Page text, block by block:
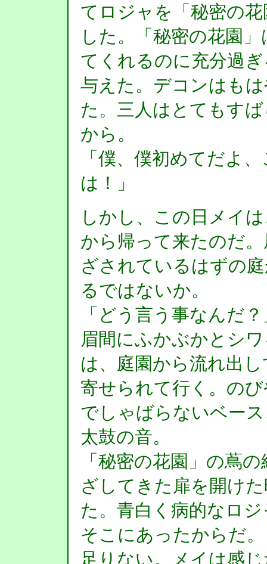
てロジャを「秘密の
した。「秘密の花園
てくれるのに充分過
与えた。デコンはも
た。三人はとてもす
から。
「僕、僕初めてだよ
は！」
しかし、この日メイ
から帰って来たのだ
ざされているはずの
るではないか。
「どう言う事なんだ
眉間にふかぶかとシ
は、庭園から流れ出
寄せられて行く。の
でしゃばらないベー
太鼓の音。
「秘密の花園」の蔦
ざしてきた扉を開け
た。青白く病的なロ
そこにあったからだ
足りない。メイは感